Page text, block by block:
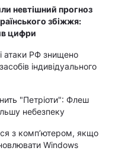
невтішний прогноз
збіжжя:
цифри
атаки РФ знищено
індивідуального
"Петріоти": Флеш
небезпеку
з комп’ютером, якщо
Windows